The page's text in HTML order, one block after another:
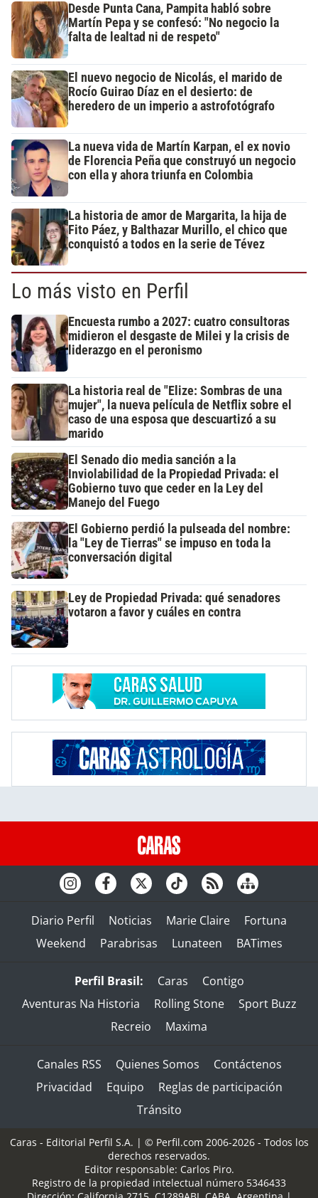
Desde Punta Cana, Pampita habló sobre
Martín Pepa y se confesó: "No negocio la
falta de lealtad ni de respeto"
El nuevo negocio de Nicolás, el marido de
Rocío Guirao Díaz en el desierto: de
heredero de un imperio a astrofotógrafo
La nueva vida de Martín Karpan, el ex novio
de Florencia Peña que construyó un negocio
con ella y ahora triunfa en Colombia
La historia de amor de Margarita, la hija de
Fito Páez, y Balthazar Murillo, el chico que
conquistó a todos en la serie de Tévez
Lo más visto en Perfil
Encuesta rumbo a 2027: cuatro consultoras
midieron el desgaste de Milei y la crisis de
liderazgo en el peronismo
La historia real de "Elize: Sombras de una
mujer", la nueva película de Netflix sobre el
caso de una esposa que descuartizó a su
marido
El Senado dio media sanción a la
Inviolabilidad de la Propiedad Privada: el
Gobierno tuvo que ceder en la Ley del
Manejo del Fuego
El Gobierno perdió la pulseada del nombre:
la "Ley de Tierras" se impuso en toda la
conversación digital
Ley de Propiedad Privada: qué senadores
votaron a favor y cuáles en contra
Diario Perfil Noticias Marie Claire
Fortuna
Weekend
Parabrisas Lunateen BATimes
Perfil Brasil: Caras
Contigo
Aventuras Na Historia
Rolling Stone
Sport Buzz
Recreio
Maxima
Canales RSS Quienes Somos
Contáctenos
Privacidad
Equipo
Reglas de participación
Tránsito
Caras - Editorial Perfil S.A. | © Perfil.com 2006-2026 - Todos los
derechos reservados.
Editor responsable: Carlos Piro.
Registro de la propiedad intelectual número 5346433